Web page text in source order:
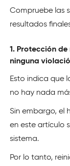
Compruebe las
resultados
1. Protección
ninguna
Esto indica que
no hay nada
Sin embargo, el
en este artículo
sistema.
Por lo tanto,